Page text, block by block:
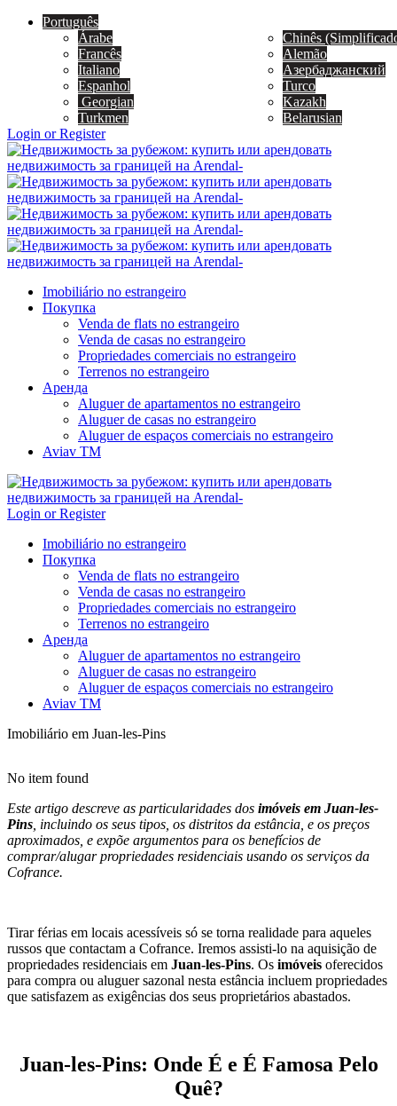
Português
Árabe
Chinês
Francês
Alemão
Italiano
Азербаджанский
Espanhol
Turco
Georgian
Kazakh
Turkmen
Belarusian
Login or Register
Imobiliário no estrangeiro
Покупка
Venda de flats no estrangeiro
Venda de casas no estrangeiro
Propriedades comerciais no estrangeiro
Terrenos no estrangeiro
Аренда
Aluguer de apartamentos no estrangeiro
Aluguer de casas no estrangeiro
Aluguer de espaços comerciais no estrangeiro
Aviav TM
Login or Register
Imobiliário no estrangeiro
Покупка
Venda de flats no estrangeiro
Venda de casas no estrangeiro
Propriedades comerciais no estrangeiro
Terrenos no estrangeiro
Аренда
Aluguer de apartamentos no estrangeiro
Aluguer de casas no estrangeiro
Aluguer de espaços comerciais no estrangeiro
Aviav TM
Imobiliário em Juan-les-Pins
No item found
Este artigo descreve as particularidades dos imóveis em Juan-les-
Pins , incluindo os seus tipos, os distritos da estância, e os preços
aproximados, e expõe argumentos para os benefícios de
comprar/alugar propriedades residenciais usando os serviços da
Cofrance.
Tirar férias em locais acessíveis só se torna realidade para aqueles
russos que contactam a Cofrance. Iremos assisti-lo na aquisição de
propriedades residenciais em Juan-les-Pins. Os imóveis oferecidos
para compra ou aluguer sazonal nesta estância incluem propriedades
que satisfazem as exigências dos seus proprietários abastados.
Juan-les-Pins: Onde É e É Famosa Pelo
Quê?